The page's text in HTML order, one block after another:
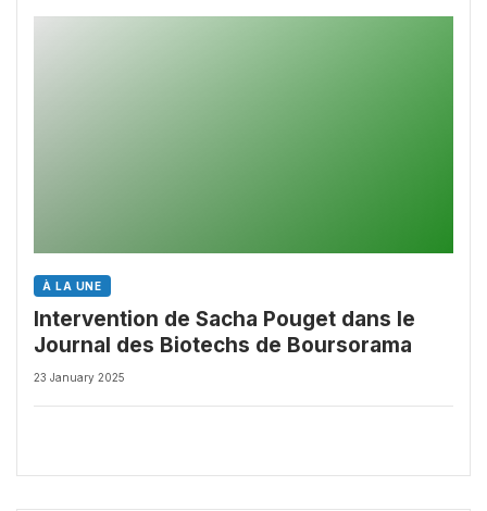
À LA UNE
Intervention de Sacha Pouget dans le
Journal des Biotechs de Boursorama
23 January 2025